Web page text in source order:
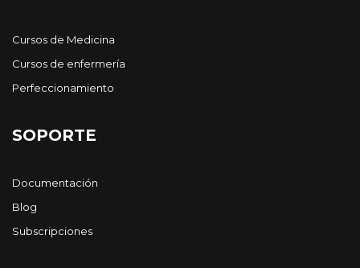
Cursos de Medicina
Cursos de enfermería
Perfeccionamiento
SOPORTE
Documentación
Blog
Subscripciones